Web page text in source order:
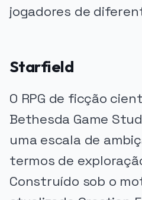
jogadores de
Starfield
O RPG de ficção
Bethesda Game
uma escala de
termos de
Construído sob o